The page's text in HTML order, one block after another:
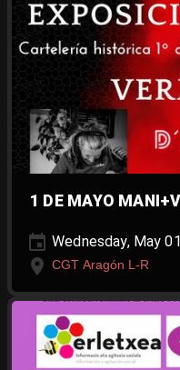
1 DE MAYO
Wednesday, May
CGT Aragón L-R